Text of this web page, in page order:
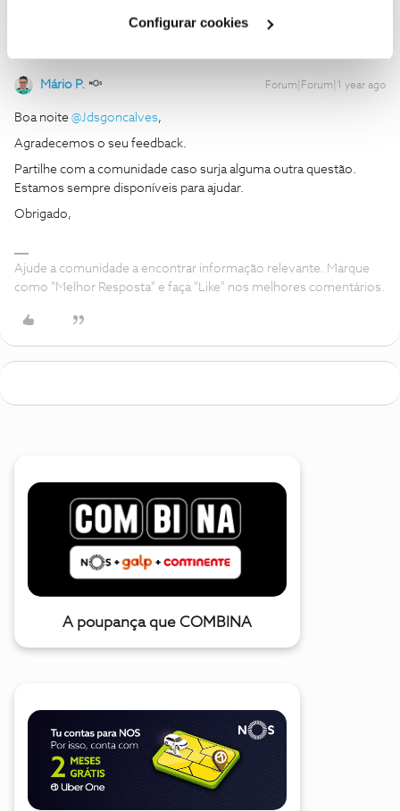
Configurar cookies
Mário P. Forum|Forum|1 year ago
Boa noite ​ @Jdsgoncalves,
Agradecemos o seu feedback.
Partilhe com a comunidade caso surja alguma outra questão.
Estamos sempre disponíveis para ajudar.
Obrigado,
Ajude a comunidade a encontrar informação relevante. Marque
como "Melhor Resposta" e faça "Like" nos melhores comentários.
A poupança que COMBINA